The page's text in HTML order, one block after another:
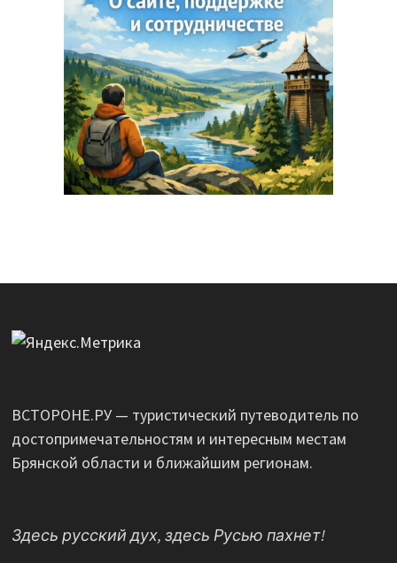
ВСТОРОНЕ.РУ — туристический путеводитель по
достопримечательностям и интересным местам
Брянской области и ближайшим регионам.
Здесь русский дух, здесь Русью пахнет!